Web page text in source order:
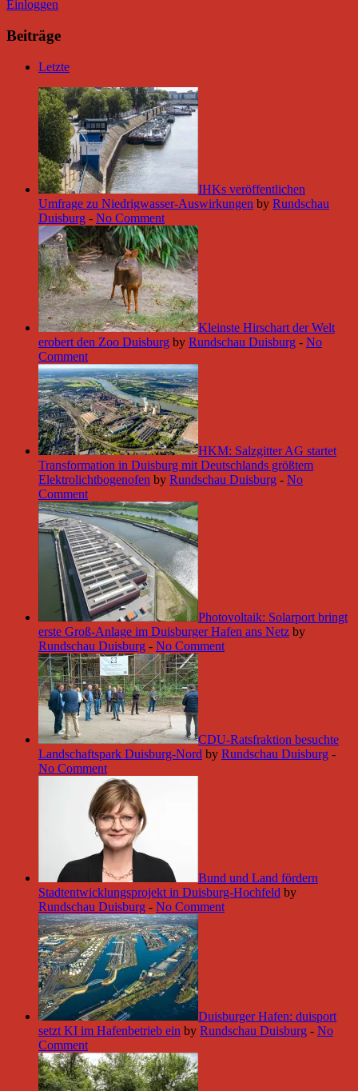
Einloggen
Beiträge
Letzte
IHKs veröffentlichen
Umfrage zu Niedrigwasser-Auswirkungen by Rundschau
Duisburg - No Comment
Kleinste Hirschart der Welt
erobert den Zoo Duisburg by Rundschau Duisburg - No
Comment
HKM: Salzgitter AG startet
Transformation in Duisburg mit Deutschlands größtem
Elektrolichtbogenofen by Rundschau Duisburg - No
Comment
Photovoltaik: Solarport bringt
erste Groß-Anlage im Duisburger Hafen ans Netz by
Rundschau Duisburg - No Comment
CDU-Ratsfraktion besuchte
Landschaftspark Duisburg-Nord by Rundschau Duisburg -
No Comment
Bund und Land fördern
Stadtentwicklungsprojekt in Duisburg-Hochfeld by
Rundschau Duisburg - No Comment
Duisburger Hafen: duisport
setzt KI im Hafenbetrieb ein by Rundschau Duisburg - No
Comment